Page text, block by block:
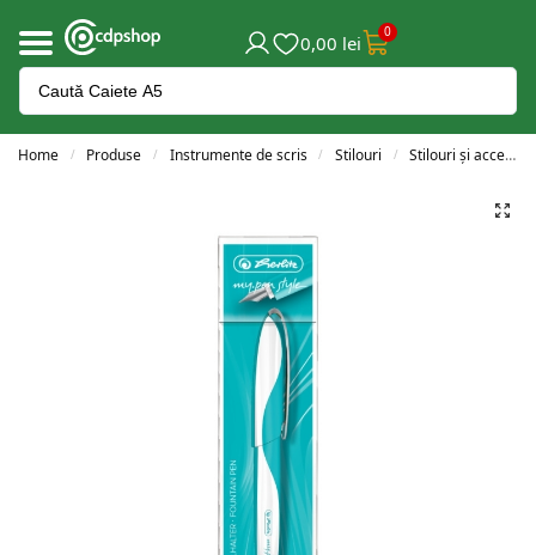
0,00 lei 0
Home / Produse / Instrumente de scris / Stilouri / Stilouri și accesorii